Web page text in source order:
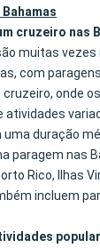
cruzeiro nas
muitas vezes
com
onde
uma duração
paragem nas
Rico, Ilhas
incluem